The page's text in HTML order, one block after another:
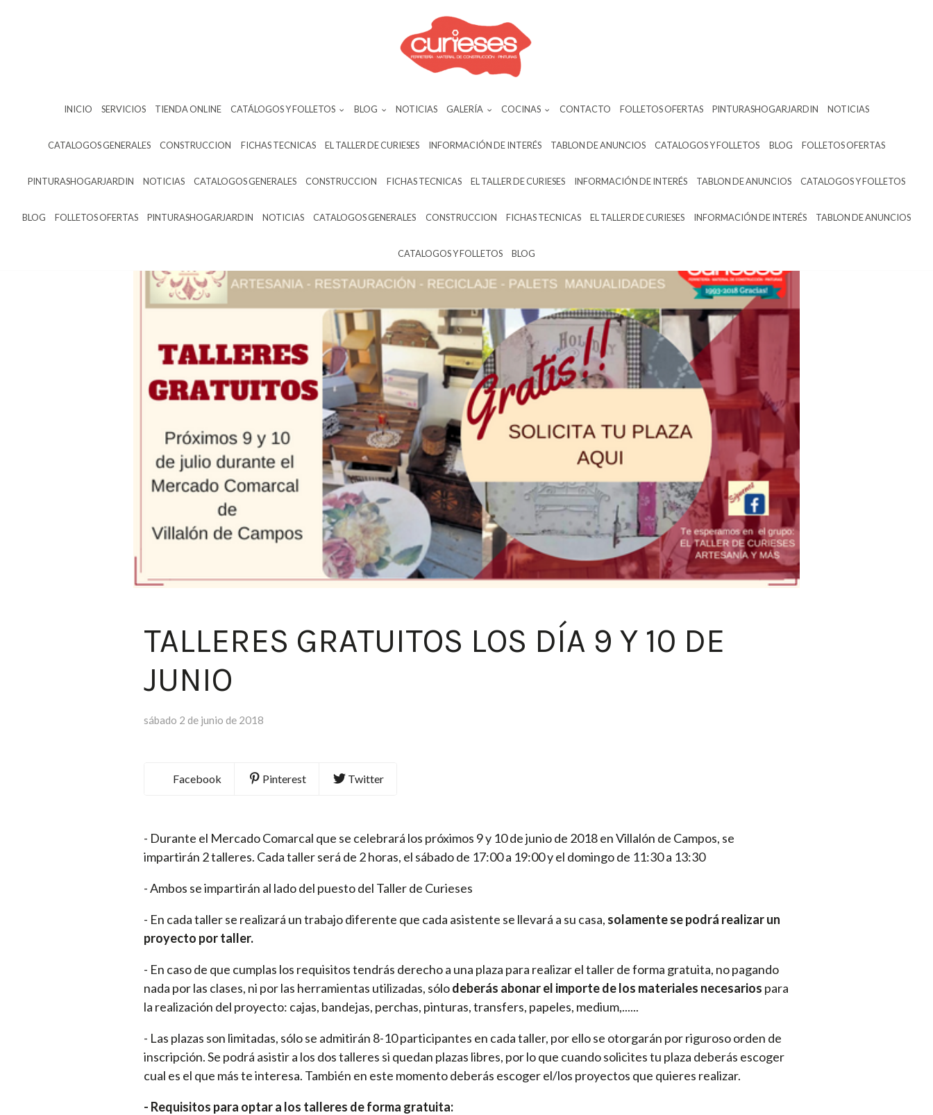
INICIO SERVICIOS TIENDA ONLINE CATÁLOGOS Y FOLLETOS BLOG NOTICIAS GALERÍA COCINAS CONTACTO FOLLETOS OFERTAS PINTURASHOGARJARDIN NOTICIAS
CATALOGOS GENERALES CONSTRUCCION FICHAS TECNICAS EL TALLER DE CURIESES INFORMACIÓN DE INTERÉS TABLON DE ANUNCIOS CATALOGOS Y FOLLETOS BLOG FOLLETOS OFERTAS
PINTURASHOGARJARDIN NOTICIAS CATALOGOS GENERALES CONSTRUCCION FICHAS TECNICAS EL TALLER DE CURIESES INFORMACIÓN DE INTERÉS TABLON DE ANUNCIOS CATALOGOS Y FOLLETOS
BLOG FOLLETOS OFERTAS PINTURASHOGARJARDIN NOTICIAS CATALOGOS GENERALES CONSTRUCCION FICHAS TECNICAS EL TALLER DE CURIESES INFORMACIÓN DE INTERÉS TABLON DE ANUNCIOS
CATALOGOS Y FOLLETOS BLOG
TALLERES GRATUITOS LOS DÍA 9 Y 10 DE
JUNIO
sábado 2 de junio de 2018
Facebook Pinterest Twitter
- Durante el Mercado Comarcal que se celebrará los próximos 9 y 10 de junio de 2018 en Villalón de Campos, se
impartirán 2 talleres. Cada taller será de 2 horas, el sábado de 17:00 a 19:00 y el domingo de 11:30 a 13:30
- Ambos se impartirán al lado del puesto del Taller de Curieses
- En cada taller se realizará un trabajo diferente que cada asistente se llevará a su casa, solamente se podrá realizar un
proyecto por taller.
- En caso de que cumplas los requisitos tendrás derecho a una plaza para realizar el taller de forma gratuita, no pagando
nada por las clases, ni por las herramientas utilizadas, sólodeberás abonar el importe de los materiales necesarios para
la realización del proyecto: cajas, bandejas, perchas, pinturas, transfers, papeles, medium,......
- Las plazas son limitadas, sólo se admitirán 8-10 participantes en cada taller, por ello se otorgarán por riguroso orden de
inscripción. Se podrá asistir a los dos talleres si quedan plazas libres, por lo que cuando solicites tu plaza deberás escoger
cual es el que más te interesa. También en este momento deberás escoger el/los proyectos que quieres realizar.
- Requisitos para optar a los talleres de forma gratuita: